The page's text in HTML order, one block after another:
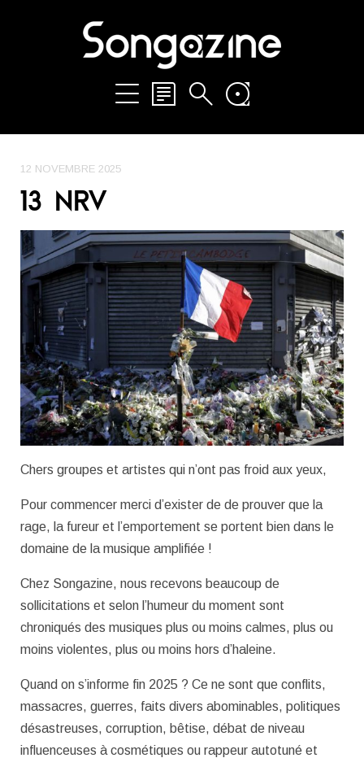
12 NOVEMBRE 2025
13 NRV
Chers groupes et artistes qui n’ont pas froid aux yeux,
Pour commencer merci d’exister de de prouver que la
rage, la fureur et l’emportement se portent bien dans le
domaine de la musique amplifiée !
Chez Songazine, nous recevons beaucoup de
sollicitations et selon l’humeur du moment sont
chroniqués des musiques plus ou moins calmes, plus ou
moins violentes, plus ou moins hors d’haleine.
Quand on s’informe fin 2025 ? Ce ne sont que conflits,
massacres, guerres, faits divers abominables, politiques
désastreuses, corruption, bêtise, débat de niveau
influenceuses à cosmétiques ou rappeur autotuné et